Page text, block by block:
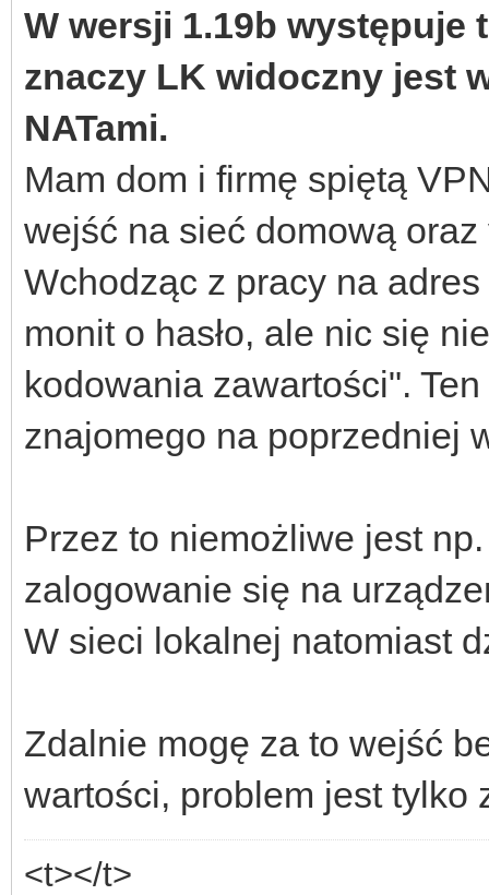
W wersji 1.19b występuje
znaczy LK widoczny jest
NATami.
Mam dom i firmę spiętą
wejść na sieć domową
Wchodząc z pracy na
monit o hasło, ale nic się
kodowania zawartości".
znajomego na poprzedniej
Przez to niemożliwe jest
zalogowanie się na
W sieci lokalnej natomiast
Zdalnie mogę za to wejść
wartości, problem jest tylko
<t></t>